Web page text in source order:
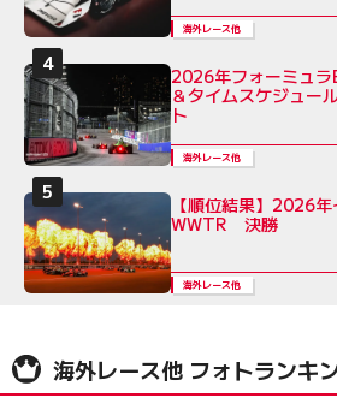
海外レース他
2026年フォーミュ
＆タイムスケジュー
ト
海外レース他
【順位結果】2026
WWTR 決勝
海外レース他
海外レース他 フォトランキ